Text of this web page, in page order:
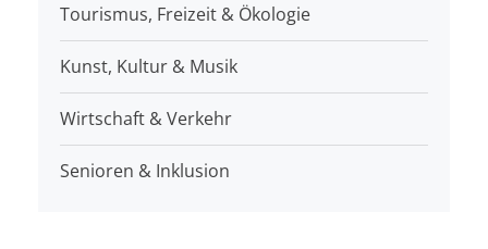
Tourismus, Freizeit & Ökologie
Kunst, Kultur & Musik
Wirtschaft & Verkehr
Senioren & Inklusion